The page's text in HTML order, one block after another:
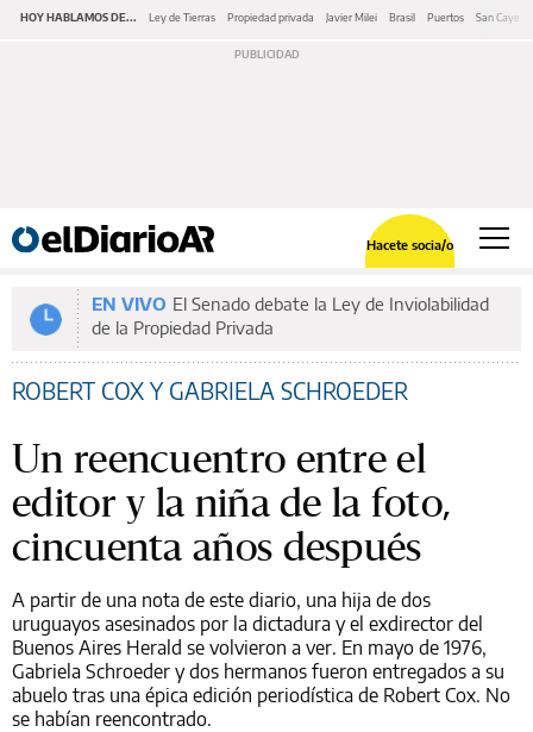
HOY HABLAMOS DE... Ley de Tierras Propiedad privada Javier Milei Brasil Puertos San
Hacete socia/o
EN VIVO El Senado debate la Ley de Inviolabilidad
de la Propiedad Privada
ROBERT COX Y GABRIELA SCHROEDER
Un reencuentro entre el
editor y la niña de la foto,
cincuenta años después
A partir de una nota de este diario, una hija de dos
uruguayos asesinados por la dictadura y el exdirector del
Buenos Aires Herald se volvieron a ver. En mayo de 1976,
Gabriela Schroeder y dos hermanos fueron entregados a su
abuelo tras una épica edición periodística de Robert Cox. No
se habían reencontrado.